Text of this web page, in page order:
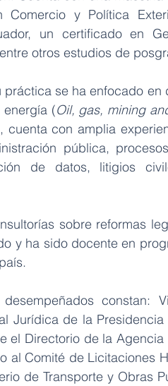
y Política
un certificado en
otros estudios de
práctica se ha enfocado
(Oil, gas, mining
cuenta con amplia
pública,
de datos, litigios
sobre reformas
y ha sido docente en
constan:
Jurídica de la
el Directorio de la
al Comité de Licitaciones
de Transporte y Obras